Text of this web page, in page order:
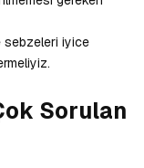
sebzeleri iyice
Sorulan